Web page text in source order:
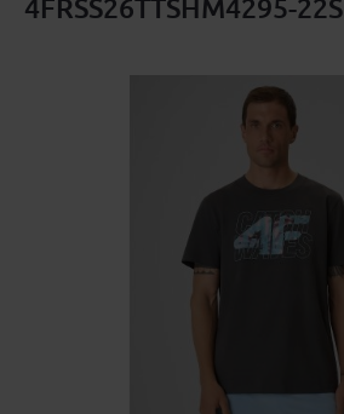
4FRSS26TTSHM4295-22S